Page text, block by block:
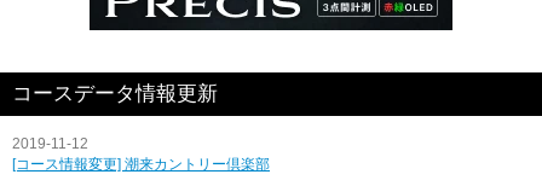
コースデータ情報更新
2019-11-12
[コース情報変更] 潮来カントリー倶楽部